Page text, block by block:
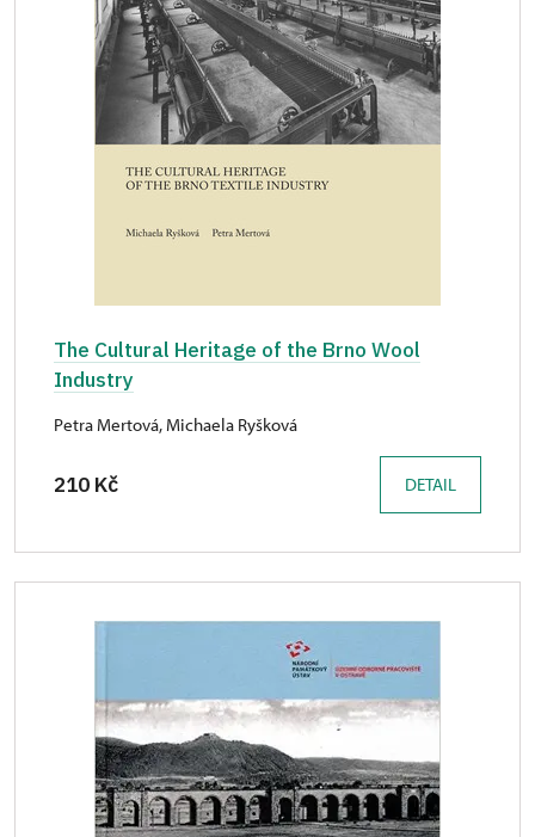
The Cultural Heritage of the Brno Wool
Industry
Petra Mertová, Michaela Ryšková
210 Kč DETAIL